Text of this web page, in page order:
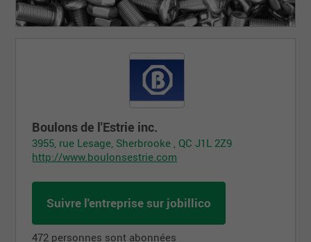
Boulons de l'Estrie inc.
3955, rue Lesage, Sherbrooke , QC J1L 2Z9
http://www.boulonsestrie.com
Suivre l'entreprise sur jobillico
472 personnes sont abonnées